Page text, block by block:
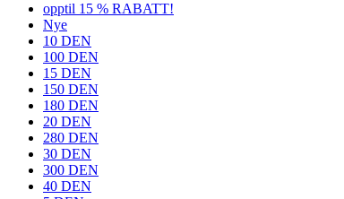
opptil 15 % RABATT!
Nye
10 DEN
100 DEN
15 DEN
150 DEN
180 DEN
20 DEN
280 DEN
30 DEN
300 DEN
40 DEN